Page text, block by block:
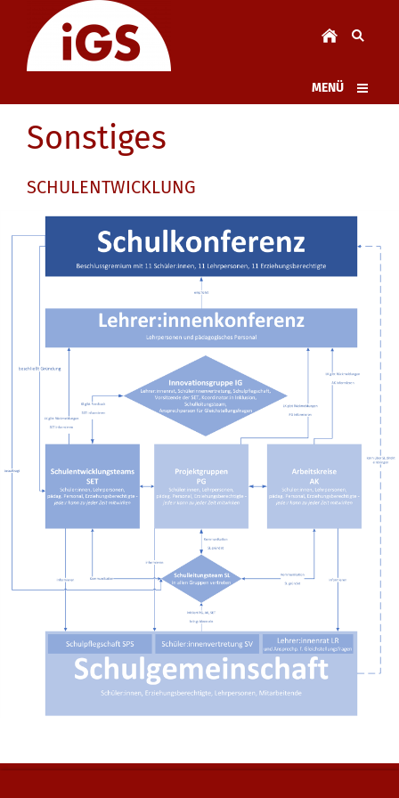
MENÜ
Sonstiges
SCHULENTWICKLUNG